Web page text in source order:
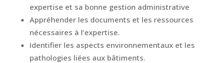
expertise et sa bonne gestion administrative
Appréhender les documents et les ressources
nécessaires à l’expertise.
Identifier les aspects environnementaux et les
pathologies liées aux bâtiments.